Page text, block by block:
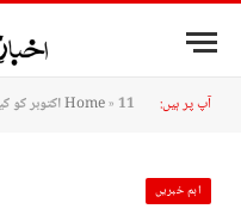
آپ پر ہیں: Home» 11 اکتوبر کو کیا ہونے والا ہے؟
اہم خبریں